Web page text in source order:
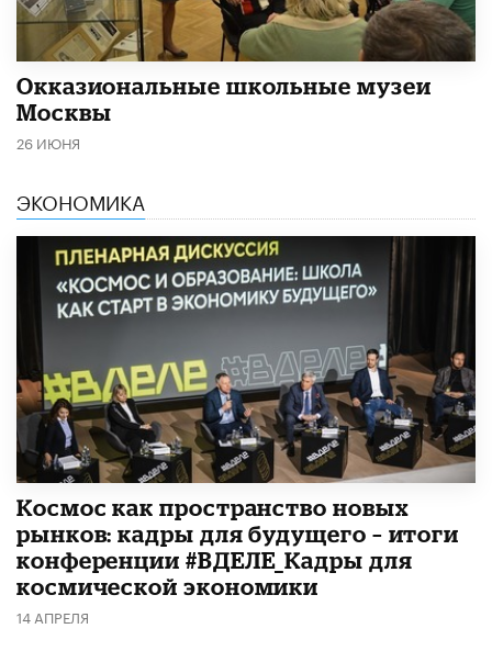
​Окказиональные школьные музеи
Москвы
26 ИЮНЯ
ЭКОНОМИКА
Космос как пространство новых
рынков: кадры для будущего – итоги
конференции #ВДЕЛЕ_Кадры для
космической экономики
14 АПРЕЛЯ